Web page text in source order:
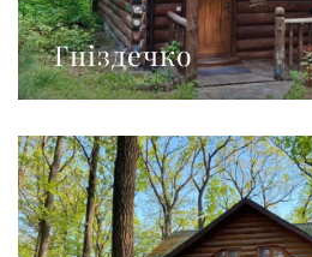
Гніздечко